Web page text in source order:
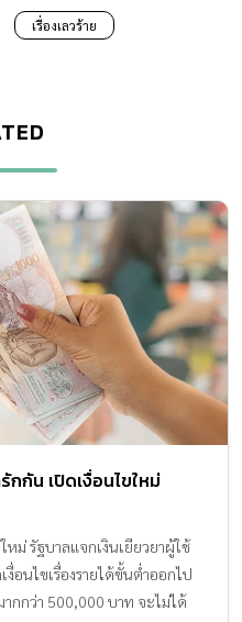
เรื่องเลวร้าย
กกัน เปิดเงื่อนไขใหม่
หม่ รัฐบาลแจกเงินเยียวยาผู้ใช้
อนไขเรื่องรายได้ขั้นต่ำออกไป
กกว่า 500,000 บาท จะไม่ได้